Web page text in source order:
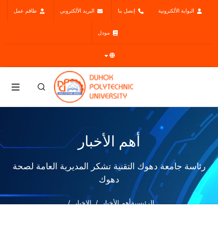
البوابة الألكترونية إتصل بنا البريد الألكتروني طاقم عمل
مودل
أهم الأخبار
رئاسة جامعة دهوك التقنية تشكر المديرية العامة لصحة
دهوك
الرئيسيةأهم الأخبار
الاخبار